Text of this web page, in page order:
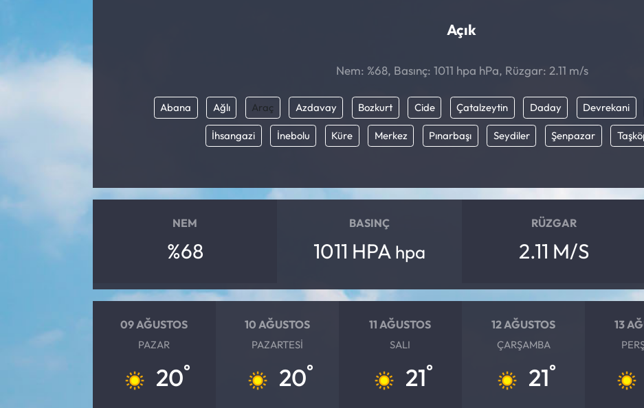
Açık
Nem: %68, Basınç: 1011 hpa hPa, Rüzgar: 2.11 m/s
Abana Ağlı Araç Azdavay Bozkurt Cide Çatalzeytin Daday Devrekani
İhsangazi İnebolu Küre Merkez Pınarbaşı Seydiler Şenpazar
NEM
%68
BASINÇ
1011 HPA hpa
RÜZGAR
2.11 M/S
09 AĞUSTOS
PAZAR
20°
10 AĞUSTOS
PAZARTESI
20°
11 AĞUSTOS
SALI
21°
12 AĞUSTOS
ÇARŞAMBA
21°
13
Araştırma-Rapor